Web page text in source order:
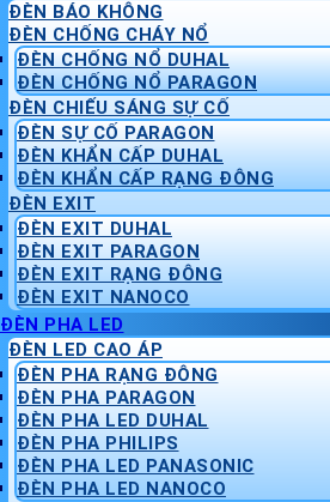
ĐÈN BÁO KHÔNG
ĐÈN CHỐNG CHÁY NỔ
ĐÈN CHỐNG NỔ DUHAL
ĐÈN CHỐNG NỔ PARAGON
ĐÈN CHIẾU SÁNG SỰ CỐ
ĐÈN SỰ CỐ PARAGON
ĐÈN KHẨN CẤP DUHAL
ĐÈN KHẨN CẤP RẠNG ĐÔNG
ĐÈN EXIT
ĐÈN EXIT DUHAL
ĐÈN EXIT PARAGON
ĐÈN EXIT RẠNG ĐÔNG
ĐÈN EXIT NANOCO
ĐÈN PHA LED
ĐÈN LED CAO ÁP
ĐÈN PHA RẠNG ĐÔNG
ĐÈN PHA PARAGON
ĐÈN PHA LED DUHAL
ĐÈN PHA PHILIPS
ĐÈN PHA LED PANASONIC
ĐÈN PHA LED NANOCO